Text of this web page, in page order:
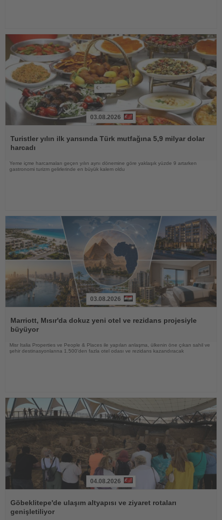
Oku
03.08.2026
Turistler yılın ilk yarısında Türk mutfağına 5,9 milyar dolar
harcadı
Yeme içme harcamaları geçen yılın aynı dönemine göre yaklaşık yüzde 9 artarken
gastronomi turizm gelirlerinde en büyük kalem oldu
Oku
03.08.2026
Marriott, Mısır'da dokuz yeni otel ve rezidans projesiyle
büyüyor
Misr Italia Properties ve People & Places ile yapılan anlaşma, ülkenin öne çıkan sahil ve
şehir destinasyonlarına 1.500'den fazla otel odası ve rezidans kazandıracak
Oku
04.08.2026
Göbeklitepe'de ulaşım altyapısı ve ziyaret rotaları
genişletiliyor